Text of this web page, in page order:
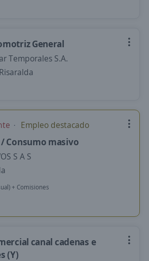
General
Temporales S.A.
Empleo destacado
Consumo masivo
S A S
+ Comisiones
canal cadenas e
(Y)